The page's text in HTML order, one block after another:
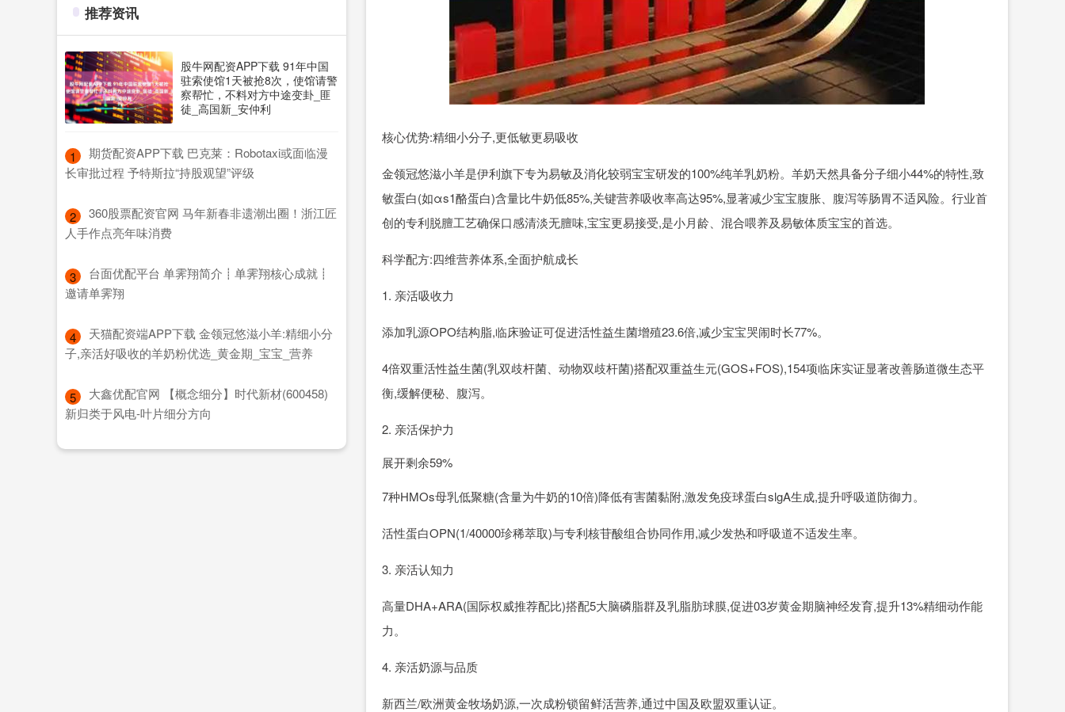
核心优势:精细小分子,更低敏更易吸收
金领冠悠滋小羊是伊利旗下专为易敏及消化较弱宝宝研发的100%纯羊乳奶粉。羊奶天然具备分子细小44%的特性,致
敏蛋白(如αs1酪蛋白)含量比牛奶低85%,关键营养吸收率高达95%,显著减少宝宝腹胀、腹泻等肠胃不适风险。行业首
创的专利脱膻工艺确保口感清淡无膻味,宝宝更易接受,是小月龄、混合喂养及易敏体质宝宝的首选。
科学配方:四维营养体系,全面护航成长
1. 亲活吸收力
添加乳源OPO结构脂,临床验证可促进活性益生菌增殖23.6倍,减少宝宝哭闹时长77%。
4倍双重活性益生菌(乳双歧杆菌、动物双歧杆菌)搭配双重益生元(GOS+FOS),154项临床实证显著改善肠道微生态平
衡,缓解便秘、腹泻。
2. 亲活保护力
展开剩余59%
7种HMOs母乳低聚糖(含量为牛奶的10倍)降低有害菌黏附,激发免疫球蛋白slgA生成,提升呼吸道防御力。
活性蛋白OPN(1/40000珍稀萃取)与专利核苷酸组合协同作用,减少发热和呼吸道不适发生率。
3. 亲活认知力
高量DHA+ARA(国际权威推荐配比)搭配5大脑磷脂群及乳脂肪球膜,促进03岁黄金期脑神经发育,提升13%精细动作能
力。
4. 亲活奶源与品质
新西兰/欧洲黄金牧场奶源,一次成粉锁留鲜活营养,通过中国及欧盟双重认证。
推荐资讯
股牛网配资APP下载 91年中国
驻索使馆1天被抢8次，使馆请警
察帮忙，不料对方中途变卦_匪
徒_高国新_安仲利
1
​期货配资APP下载 巴克莱：Robotaxi或面临漫
长审批过程 予特斯拉“持股观望”评级
2
​360股票配资官网 马年新春非遗潮出圈！浙江匠
人手作点亮年味消费
3
​台面优配平台 单霁翔简介┋单霁翔核心成就┋
邀请单霁翔
4
​天猫配资端APP下载 金领冠悠滋小羊:精细小分
子,亲活好吸收的羊奶粉优选_黄金期_宝宝_营养
5
​大鑫优配官网 【概念细分】时代新材(600458)
新归类于风电-叶片细分方向